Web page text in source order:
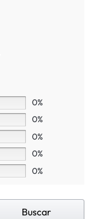
0%
0%
0%
0%
0%
Buscar